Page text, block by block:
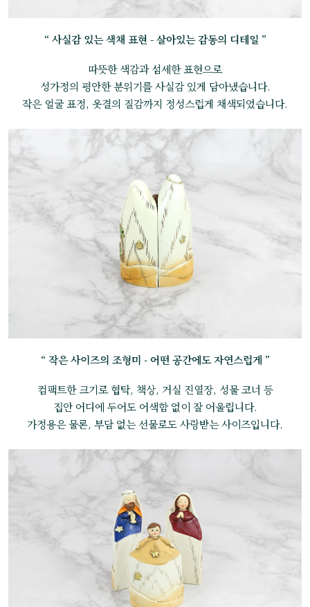
“ 사실감 있는 색채 표현 - 살아있는 감동의 디테일 ”
따뜻한 색감과 섬세한 표현으로
성가정의 평안한 분위기를 사실감 있게 담아냈습니다.
작은 얼굴 표정, 옷결의 질감까지 정성스럽게 채색되었습니다.
“ 작은 사이즈의 조형미 - 어떤 공간에도 자연스럽게 ”
컴팩트한 크기로 협탁, 책상, 거실 진열장, 성물 코너 등
집안 어디에 두어도 어색함 없이 잘 어울립니다.
가정용은 물론, 부담 없는 선물로도 사랑받는 사이즈입니다.